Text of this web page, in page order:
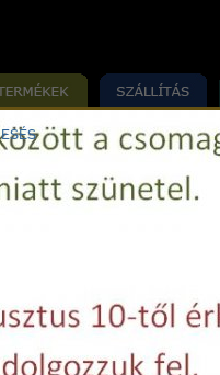
+36 29 750977
varrovilag@varrovilag.hu